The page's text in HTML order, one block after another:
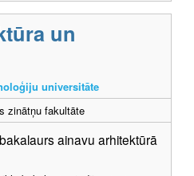
un
universitāte
zinātņu fakultāte
ainavu arhitektūrā